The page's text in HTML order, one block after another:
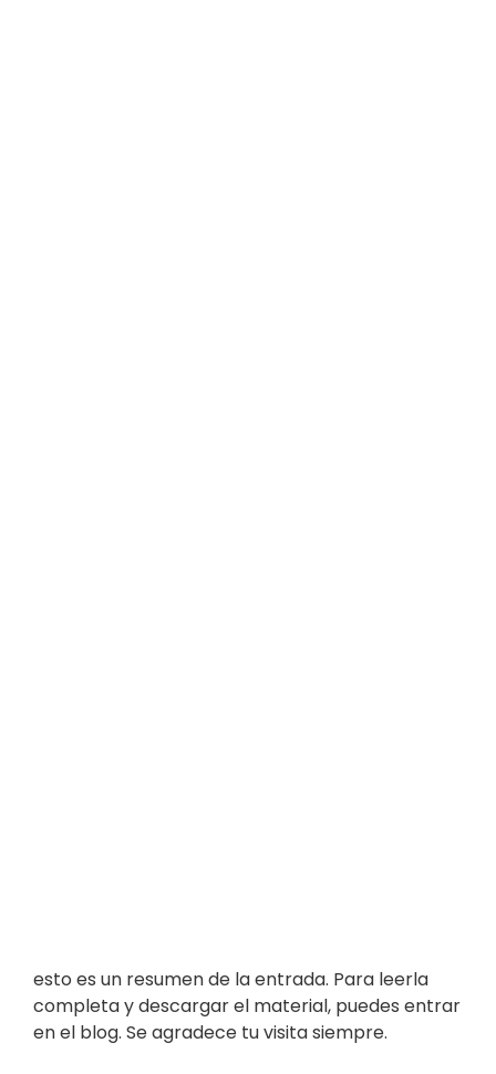
esto es un resumen de la entrada. Para leerla
completa y descargar el material, puedes entrar
en el blog. Se agradece tu visita siempre.